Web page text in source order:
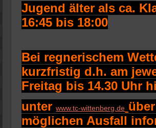
Jugend älter als ca.
16:45 bis 18:00
Bei regnerischem
kurzfristig d.h. am
Freitag bis 14.30 Uhr
unterwww.tc-wittenberg.de
möglichen Ausfall